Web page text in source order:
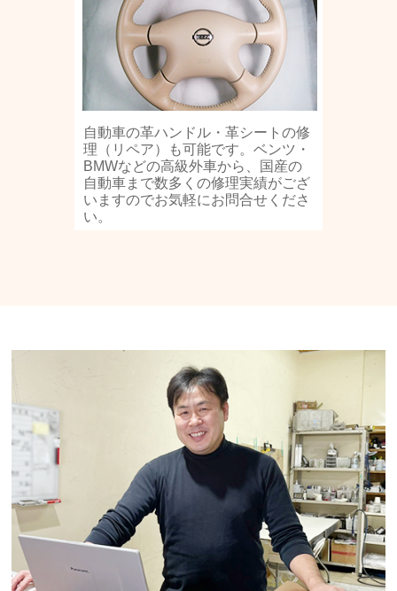
自動車の革ハンドル・革シートの修
理（リペア）も可能です。ベンツ・
BMWなどの高級外車から、国産の
自動車まで数多くの修理実績がござ
いますのでお気軽にお問合せくださ
い。